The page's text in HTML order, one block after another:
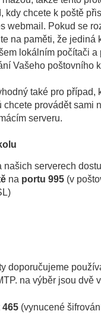
kdy chcete k poště
webmail. Pokud se
na paměti, že jediná
lokálním počítači a
Vašeho poštovního
také pro případ,
chcete provádět sami
serveru.
našich serverech
na portu 995 (v
doporučujeme
na výběr jsou dvě
465 (vynucené